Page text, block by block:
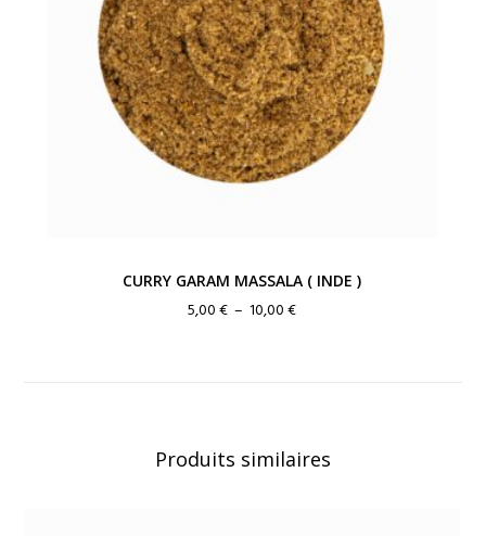
CURRY GARAM MASSALA ( INDE )
5,00€ – 10,00€Plage
Produits similaires